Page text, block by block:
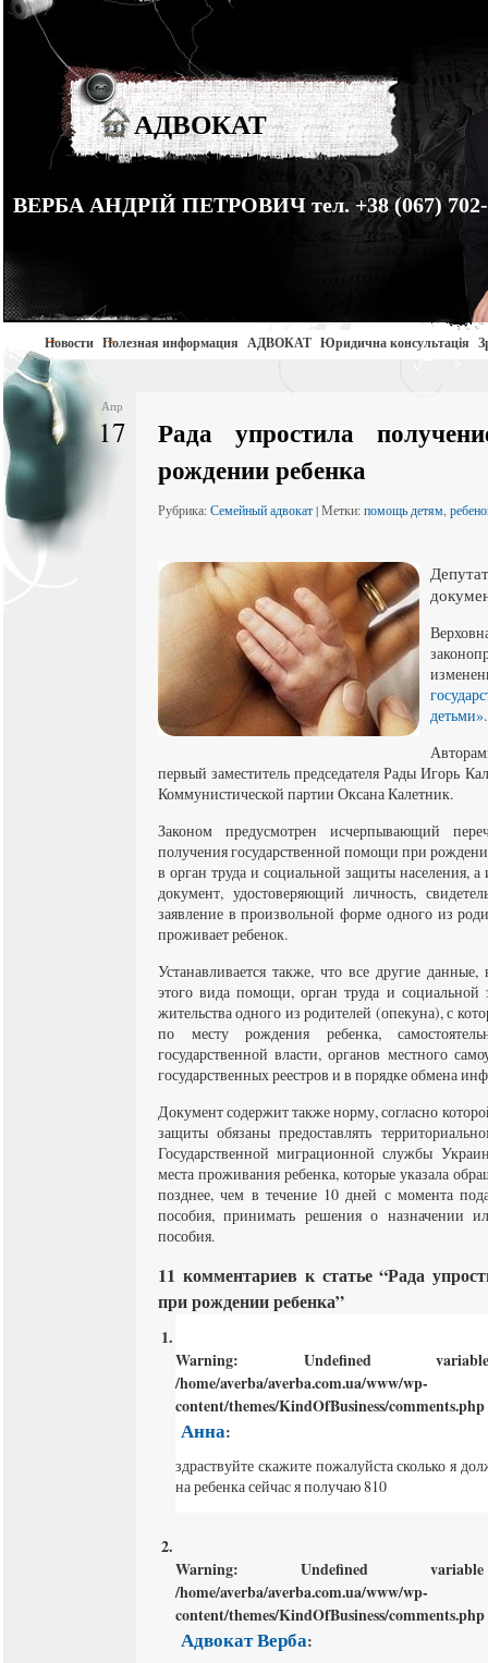
АДВОКАТ
ВЕРБА АНДРІЙ ПЕТРОВИЧ тел. +38 (067) 702-
Новости Полезная информация АДВОКАТ Юридична консультація
Апр
17
Рада упростила
рождении ребенка
Рубрика: Семейный адвокат| Метки: помощь детям
детьми».
первый заместитель председателя Рады Игорь
Коммунистической партии Оксана Калетник.
Законом предусмотрен исчерпывающий
получения государственной помощи при
в орган труда и социальной защиты населения,
документ, удостоверяющий личность,
заявление в произвольной форме одного из
проживает ребенок.
Устанавливается также, что все другие
этого вида помощи, орган труда и социальной
жительства одного из родителей (опекуна), с
по месту рождения ребенка,
государственной власти, органов местного
государственных реестров и в порядке обмена
Документ содержит также норму, согласно
защиты обязаны предоставлять
Государственной миграционной службы
места проживания ребенка, которые указала
позднее, чем в течение 10 дней с момента
пособия, принимать решения о назначении
пособия.
11 комментариев к статье “Рада
при рождении ребенка”
Warning: Undefined
/home/averba/averba.com.ua/www/wp-
content/themes/KindOfBusiness/comments.php
Анна:
здраствуйте скажите пожалуйста сколько я
на ребенка сейчас я получаю 810
Warning: Undefined
/home/averba/averba.com.ua/www/wp-
content/themes/KindOfBusiness/comments.php
Адвокат Верба: